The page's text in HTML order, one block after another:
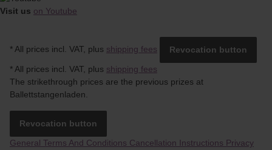
Visit us on Youtube
* All prices incl. VAT, plus shipping fees
Revocation button
* All prices incl. VAT, plus shipping fees
The strikethrough prices are the previous prizes at
Ballettstangenladen.
Revocation button
General Terms And Conditions Cancellation Instructions Privacy